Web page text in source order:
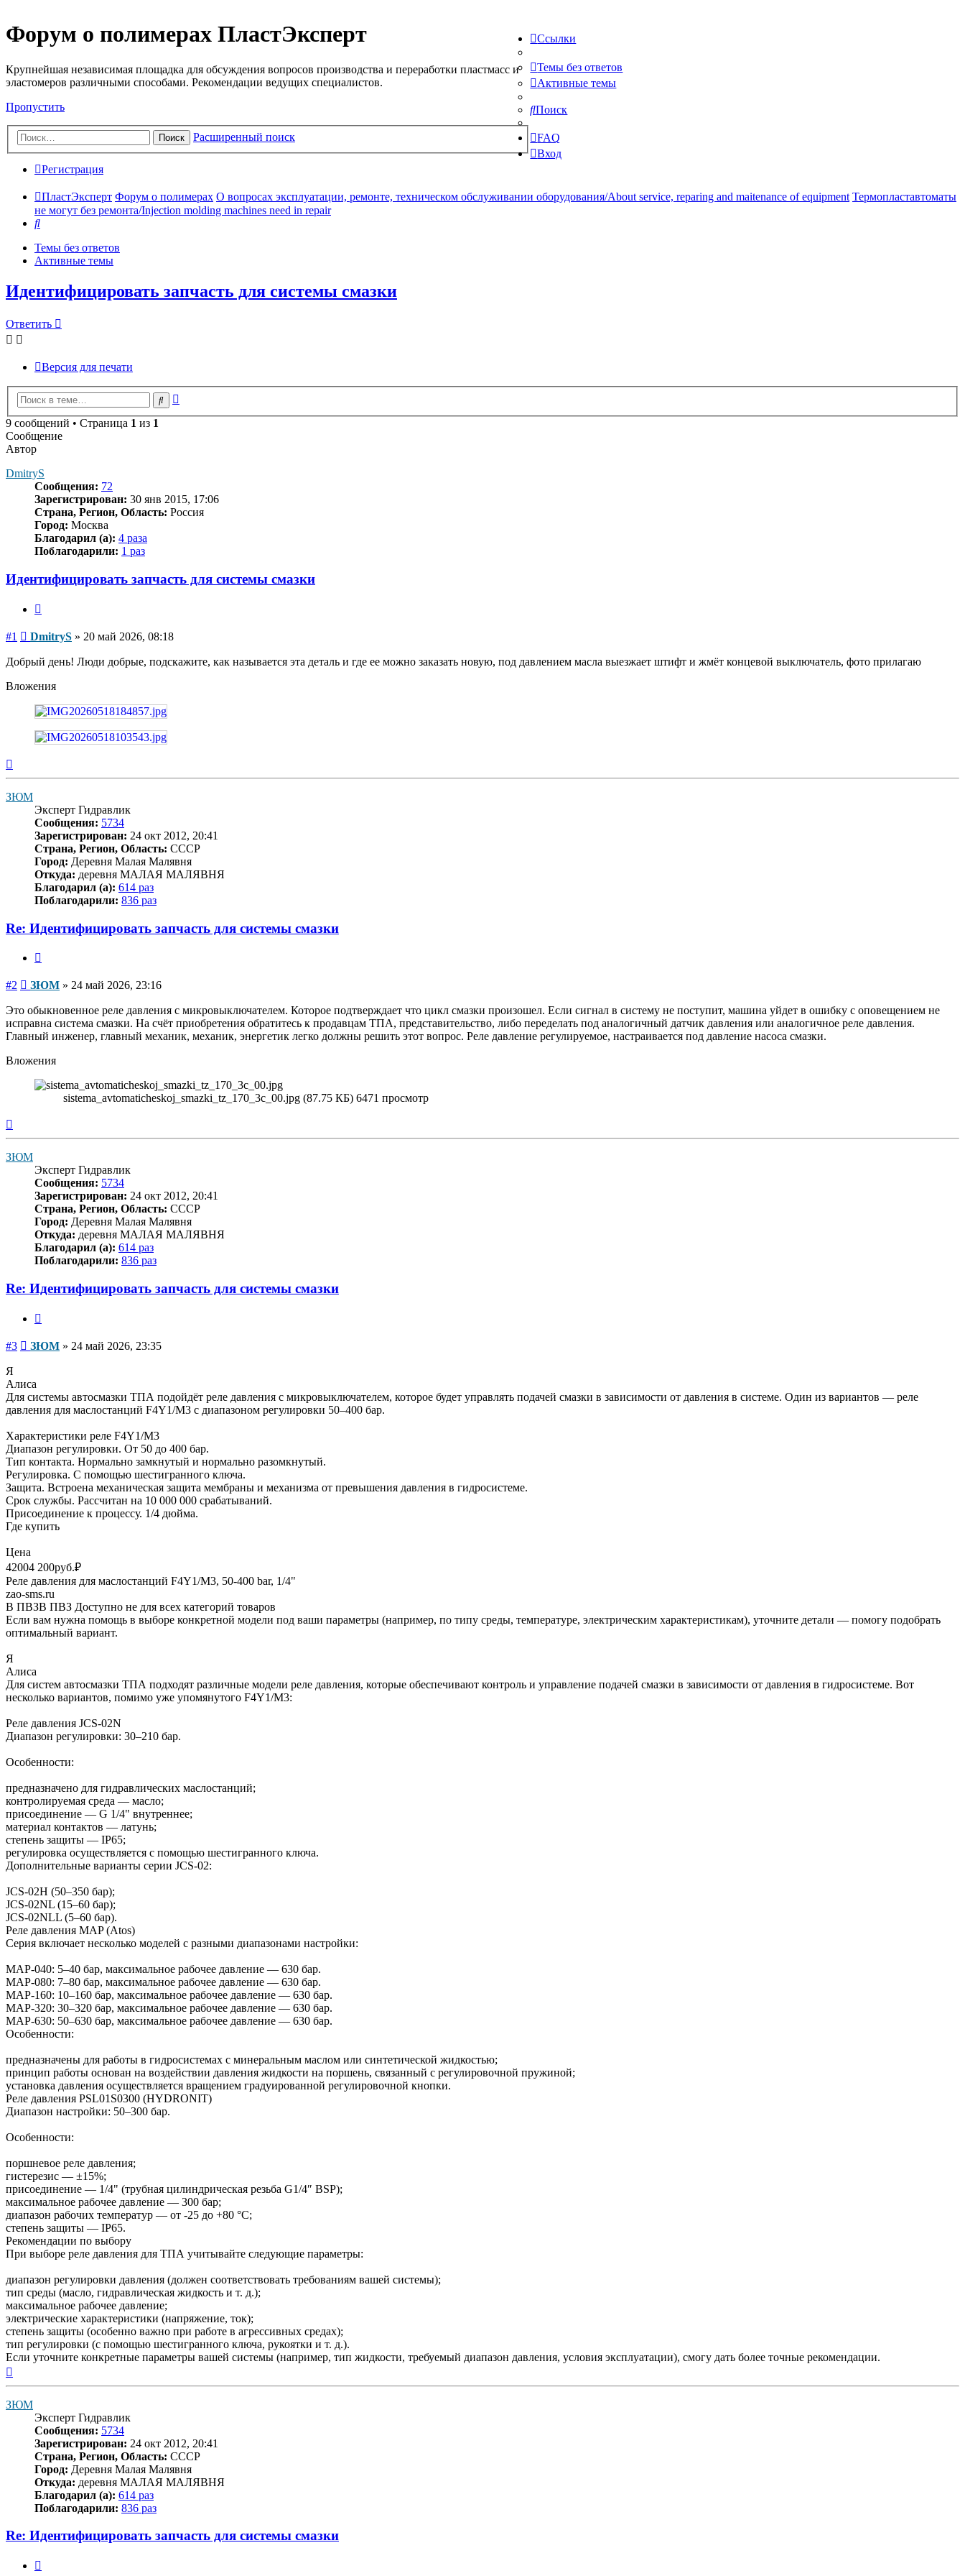
Форум о полимерах ПластЭксперт
Крупнейшая независимая площадка для обсуждения вопросов производства и переработки пластмасс и
эластомеров различными способами. Рекомендации ведущих специалистов.
Пропустить
Поиск Расширенный поиск
Ссылки
Темы без ответов
Активные темы
Поиск
FAQ
Вход
Регистрация
ПластЭксперт Форум о полимерах О вопросах эксплуатации, ремонте, техническом обслуживании оборудования/About service, reparing and maitenance of equipment Термопластавтоматы
не могут без ремонта/Injection molding machines need in repair
Поиск
Темы без ответов
Активные темы
Идентифицировать запчасть для системы смазки
Ответить
Версия для печати
Поиск
9 сообщений • Страница 1 из 1
Сообщение
Автор
DmitryS
Сообщения: 72
Зарегистрирован: 30 янв 2015, 17:06
Страна, Регион, Область: Россия
Город: Москва
Благодарил (а): 4 раза
Поблагодарили: 1 раз
Идентифицировать запчасть для системы смазки
#1 Сообщение
DmitryS » 20 май 2026, 08:18
Добрый день! Люди добрые, подскажите, как называется эта деталь и где ее можно заказать новую, под давлением масла выезжает штифт и жмёт концевой выключатель, фото прилагаю
Вложения
ЗЮМ
Эксперт Гидравлик
Сообщения: 5734
Зарегистрирован: 24 окт 2012, 20:41
Страна, Регион, Область: СССР
Город: Деревня Малая Малявня
Откуда: деревня МАЛАЯ МАЛЯВНЯ
Благодарил (а): 614 раз
Поблагодарили: 836 раз
Re: Идентифицировать запчасть для системы смазки
#2 Сообщение
ЗЮМ » 24 май 2026, 23:16
Это обыкновенное реле давления с микровыключателем. Которое подтверждает что цикл смазки произошел. Если сигнал в систему не поступит, машина уйдет в ошибку с оповещением не
исправна система смазки. На счёт приобретения обратитесь к продавцам ТПА, представительство, либо переделать под аналогичный датчик давления или аналогичное реле давления.
Главный инженер, главный механик, механик, энергетик легко должны решить этот вопрос. Реле давление регулируемое, настраивается под давление насоса смазки.
Вложения
sistema_avtomaticheskoj_smazki_tz_170_3c_00.jpg (87.75 КБ) 6471 просмотр
ЗЮМ
Эксперт Гидравлик
Сообщения: 5734
Зарегистрирован: 24 окт 2012, 20:41
Страна, Регион, Область: СССР
Город: Деревня Малая Малявня
Откуда: деревня МАЛАЯ МАЛЯВНЯ
Благодарил (а): 614 раз
Поблагодарили: 836 раз
Re: Идентифицировать запчасть для системы смазки
#3 Сообщение
ЗЮМ » 24 май 2026, 23:35
Я
Алиса
Для системы автосмазки ТПА подойдёт реле давления с микровыключателем, которое будет управлять подачей смазки в зависимости от давления в системе. Один из вариантов — реле
давления для маслостанций F4Y1/M3 с диапазоном регулировки 50–400 бар.
Характеристики реле F4Y1/M3
Диапазон регулировки. От 50 до 400 бар.
Тип контакта. Нормально замкнутый и нормально разомкнутый.
Регулировка. С помощью шестигранного ключа.
Защита. Встроена механическая защита мембраны и механизма от превышения давления в гидросистеме.
Срок службы. Рассчитан на 10 000 000 срабатываний.
Присоединение к процессу. 1/4 дюйма.
Где купить
Цена
42004 200руб.₽
Реле давления для маслостанций F4Y1/M3, 50-400 bar, 1/4"
zao-sms.ru
В ПВЗВ ПВЗ Доступно не для всех категорий товаров
Если вам нужна помощь в выборе конкретной модели под ваши параметры (например, по типу среды, температуре, электрическим характеристикам), уточните детали — помогу подобрать
оптимальный вариант.
Я
Алиса
Для систем автосмазки ТПА подходят различные модели реле давления, которые обеспечивают контроль и управление подачей смазки в зависимости от давления в гидросистеме. Вот
несколько вариантов, помимо уже упомянутого F4Y1/M3:
Реле давления JCS-02N
Диапазон регулировки: 30–210 бар.
Особенности:
предназначено для гидравлических маслостанций;
контролируемая среда — масло;
присоединение — G 1/4" внутреннее;
материал контактов — латунь;
степень защиты — IP65;
регулировка осуществляется с помощью шестигранного ключа.
Дополнительные варианты серии JCS-02:
JCS-02H (50–350 бар);
JCS-02NL (15–60 бар);
JCS-02NLL (5–60 бар).
Реле давления MAP (Atos)
Серия включает несколько моделей с разными диапазонами настройки:
MAP-040: 5–40 бар, максимальное рабочее давление — 630 бар.
MAP-080: 7–80 бар, максимальное рабочее давление — 630 бар.
MAP-160: 10–160 бар, максимальное рабочее давление — 630 бар.
MAP-320: 30–320 бар, максимальное рабочее давление — 630 бар.
MAP-630: 50–630 бар, максимальное рабочее давление — 630 бар.
Особенности:
предназначены для работы в гидросистемах с минеральным маслом или синтетической жидкостью;
принцип работы основан на воздействии давления жидкости на поршень, связанный с регулировочной пружиной;
установка давления осуществляется вращением градуированной регулировочной кнопки.
Реле давления PSL01S0300 (HYDRONIT)
Диапазон настройки: 50–300 бар.
Особенности:
поршневое реле давления;
гистерезис — ±15%;
присоединение — 1/4" (трубная цилиндрическая резьба G1/4″ BSP);
максимальное рабочее давление — 300 бар;
диапазон рабочих температур — от -25 до +80 °C;
степень защиты — IP65.
Рекомендации по выбору
При выборе реле давления для ТПА учитывайте следующие параметры:
диапазон регулировки давления (должен соответствовать требованиям вашей системы);
тип среды (масло, гидравлическая жидкость и т. д.);
максимальное рабочее давление;
электрические характеристики (напряжение, ток);
степень защиты (особенно важно при работе в агрессивных средах);
тип регулировки (с помощью шестигранного ключа, рукоятки и т. д.).
Если уточните конкретные параметры вашей системы (например, тип жидкости, требуемый диапазон давления, условия эксплуатации), смогу дать более точные рекомендации.
ЗЮМ
Эксперт Гидравлик
Сообщения: 5734
Зарегистрирован: 24 окт 2012, 20:41
Страна, Регион, Область: СССР
Город: Деревня Малая Малявня
Откуда: деревня МАЛАЯ МАЛЯВНЯ
Благодарил (а): 614 раз
Поблагодарили: 836 раз
Re: Идентифицировать запчасть для системы смазки